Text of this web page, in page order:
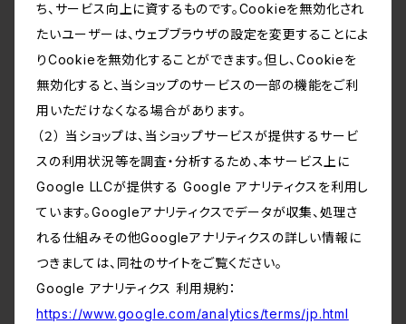
ち、サービス向上に資するものです。Cookieを無効化され
たいユーザーは、ウェブブラウザの設定を変更することによ
りCookieを無効化することができます。但し、Cookieを
無効化すると、当ショップのサービスの一部の機能をご利
用いただけなくなる場合があります。
（２） 当ショップは、当ショップサービスが提供するサービ
スの利用状況等を調査・分析するため、本サービス上に
Google LLCが提供する Google アナリティクスを利用し
ています。Googleアナリティクスでデータが収集、処理さ
れる仕組みその他Googleアナリティクスの詳しい情報に
つきましては、同社のサイトをご覧ください。
Google アナリティクス 利用規約：
https://www.google.com/analytics/terms/jp.html